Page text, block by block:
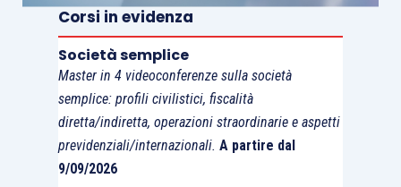
attribuite o nei beni assegnati ai soci o
agli eredi, di cui all’articolo 17, comma 1,
lettera l), si applicano, in quanto
compatibili, le disposizioni dell’
47, comma 7, indipendentemente
dall’applicabilità della tassazione
separata’.
Corsi in evidenza
Società semplice
Master in 4 videoconferenze sulla società
semplice: profili civilistici, fiscalità
diretta/indiretta, operazioni straordinarie e aspetti
previdenziali/internazionali. A partire dal
9/09/2026